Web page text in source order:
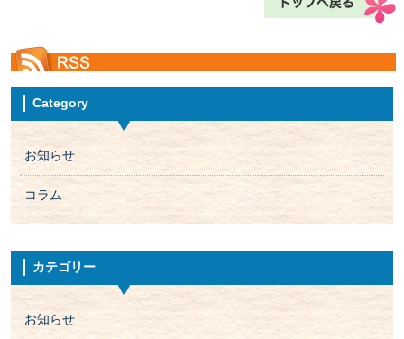
Category
お知らせ
コラム
カテゴリー
お知らせ